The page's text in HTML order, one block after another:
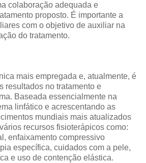
colaboração adequada e
proposto. É importante a
com o objetivo de auxiliar na
do tratamento.
mais empregada e, atualmente, é
resultados no tratamento e
Baseada essencialmente na
linfático e acrescentando as
mundiais mais atualizados
recursos fisioterápicos como:
enfaixamento compressivo
específica, cuidados com a pele,
e uso de contenção elástica.